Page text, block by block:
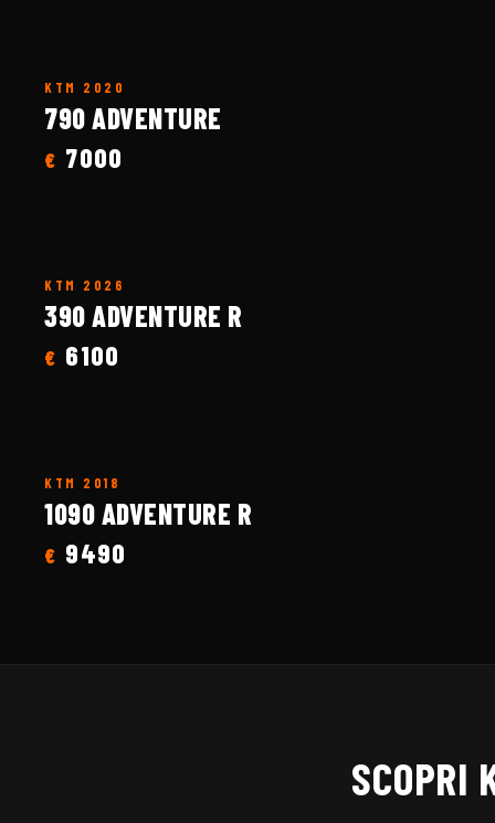
KTM 2020
790 ADVENTURE
€ 7000
KTM 2026
390 ADVENTURE R
€ 6100
KTM 2018
1090 ADVENTURE R
€ 9490
SCOPRI